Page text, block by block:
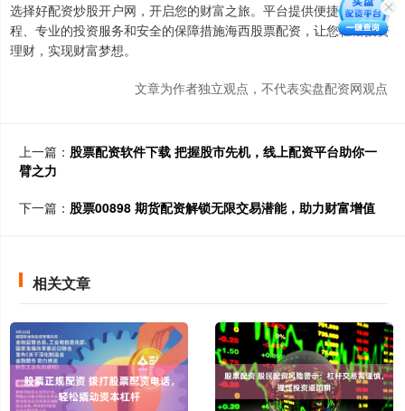
选择好配资炒股开户网，开启您的财富之旅。平台提供便捷的开户流
程、专业的投资服务和安全的保障措施海西股票配资，让您轻松投资
理财，实现财富梦想。
文章为作者独立观点，不代表实盘配资网观点
上一篇： 股票配资软件下载 把握股市先机，线上配资平台助你一
臂之力
下一篇： 股票00898 期货配资解锁无限交易潜能，助力财富增值
相关文章